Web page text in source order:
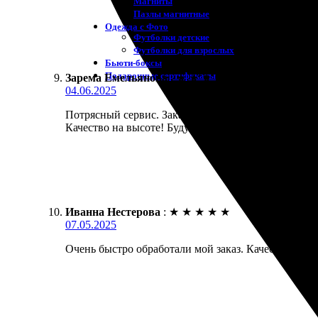
Пазлы магнитные
Одежда с Фото
Футболки детские
Футболки для взрослых
Бьюти-боксы
Подарочные сертификаты
Зарема Емельянова : ★ ★ ★ ★
04.06.2025
Потрясный сервис. Заказала печать фото, и
Качество на высоте! Буду обращаться снова.
Иванна Нестерова : ★ ★ ★ ★ ★
07.05.2025
Очень быстро обработали мой заказ. Качество